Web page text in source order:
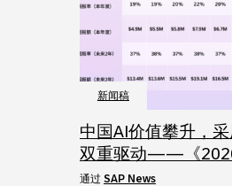
新闻稿
中国AI价值攀升，
双重驱动——《2026
通过 SAP News